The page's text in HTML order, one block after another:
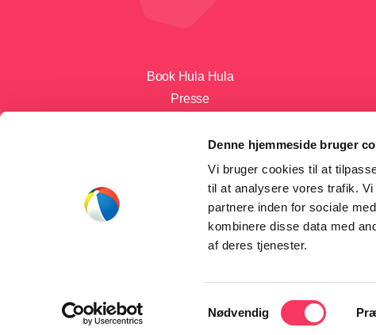
Denne hjemmeside bruger
Vi bruger cookies til at
til at analysere vores trafik.
partnere inden for sociale
kombinere disse data med
af deres tjenester.
Samtykkevalg
Nødvendig
Book Hula Hula
Presse
Udgivelser